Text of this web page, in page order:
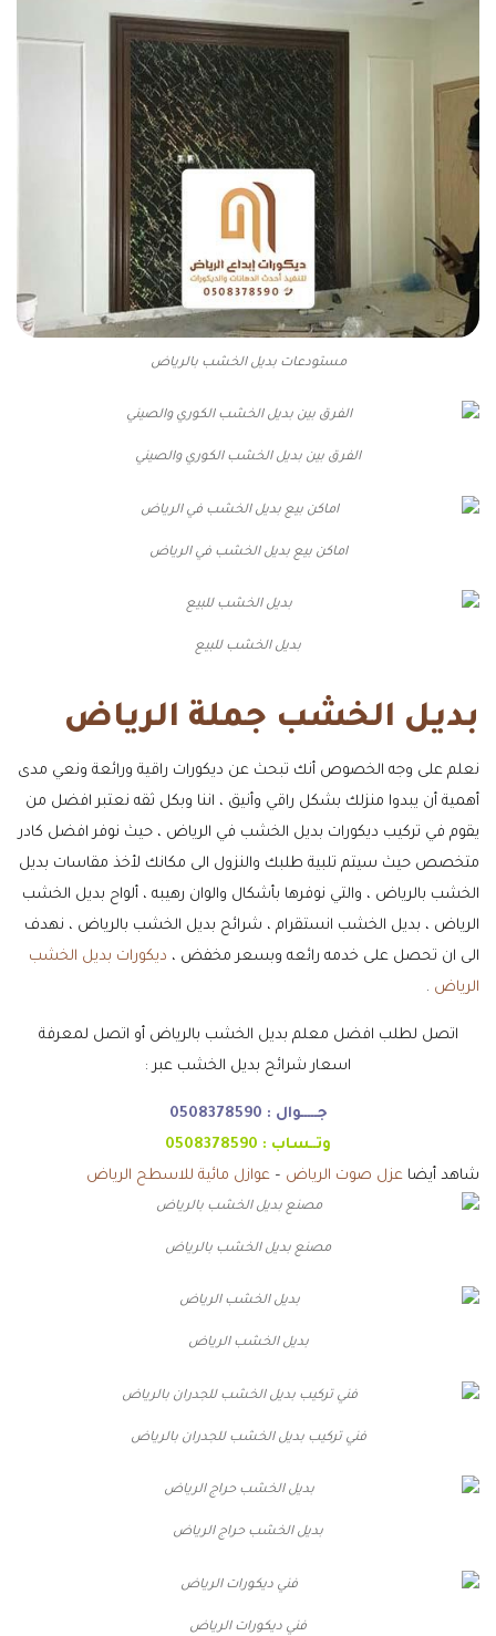
مستودعات بديل الخشب بالرياض
الفرق بين بديل الخشب الكوري والصيني
اماكن بيع بديل الخشب في الرياض
بديل الخشب للبيع
بديل الخشب جملة الرياض
نعلم على وجه الخصوص أنك تبحث عن ديكورات راقية ورائعة ونعي مدى
أهمية أن يبدوا منزلك بشكل راقي وأنيق ، اننا وبكل ثقه نعتبر افضل من
يقوم في تركيب ديكورات بديل الخشب في الرياض ، حيث نوفر افضل كادر
متخصص حيث سيتم تلبية طلبك والنزول الى مكانك لأخذ مقاسات بديل
الخشب بالرياض ، والتي نوفرها بأشكال والوان رهيبه ، ألواح بديل الخشب
الرياض ، بديل الخشب انستقرام ، شرائح بديل الخشب بالرياض ، نهدف
الى ان تحصل على خدمه رائعه وبسعر مخفض ، ديكورات بديل الخشب
الرياض .
اتصل لطلب افضل معلم بديل الخشب بالرياض أو اتصل لمعرفة
اسعار شرائح بديل الخشب عبر :
جـــــوال : 0508378590
وتــساب : 0508378590
شاهد أيضا عزل صوت الرياض – عوازل مائية للاسطح الرياض
مصنع بديل الخشب بالرياض
بديل الخشب الرياض
فني تركيب بديل الخشب للجدران بالرياض
بديل الخشب حراج الرياض
فني ديكورات الرياض